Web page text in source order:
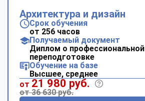
Архитектура и дизайн
Срок обучения
от 256 часов
Получаемый документ
Диплом о профессиональной
переподготовке
Обучение на базе
Высшее, среднее
от 21 980 руб.
от 36 630 руб.